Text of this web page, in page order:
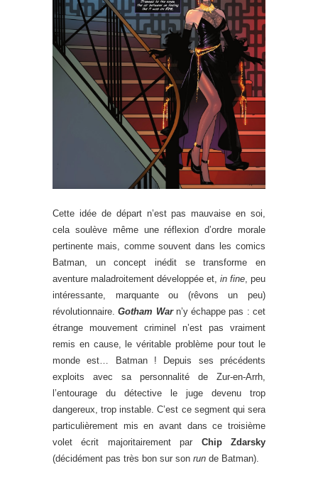
Cette idée de départ n’est pas mauvaise en soi,
cela soulève même une réflexion d’ordre morale
pertinente mais, comme souvent dans les comics
Batman, un concept inédit se transforme en
aventure maladroitement développée et, in fine , peu
intéressante, marquante ou (rêvons un peu)
révolutionnaire.Gotham Warn’y échappe pas : cet
étrange mouvement criminel n’est pas vraiment
remis en cause, le véritable problème pour tout le
monde est… Batman ! Depuis ses précédents
exploits avec sa personnalité de Zur-en-Arrh,
l’entourage du détective le juge devenu trop
dangereux, trop instable. C’est ce segment qui sera
particulièrement mis en avant dans ce troisième
volet écrit majoritairement par Chip Zdarsky
(décidément pas très bon sur son run de Batman).